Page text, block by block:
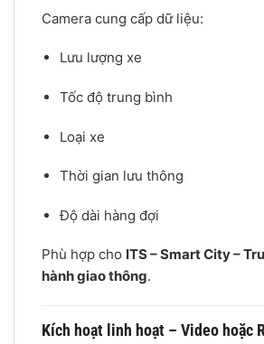
Camera cung cấp dữ liệu:
Lưu lượng xe
Tốc độ trung bình
Loại xe
Thời gian lưu thông
Độ dài hàng đợi
Phù hợp cho ITS – Smart City –
hành giao thông.
Kích hoạt linh hoạt – Video hoặc